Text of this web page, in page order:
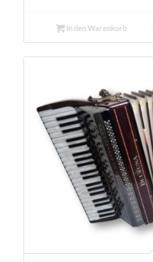
In den Warenkorb